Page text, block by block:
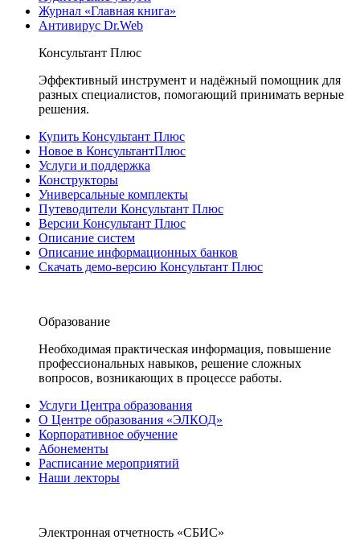
Журнал «Главная книга»
Антивирус Dr.Web
Консультант Плюс
Эффективный инструмент и надёжный помощник для
разных специалистов, помогающий принимать верные
решения.
Купить Консультант Плюс
Новое в КонсультантПлюс
Услуги и поддержка
Конструкторы
Универсальные комплекты
Путеводители Консультант Плюс
Версии Консультант Плюс
Описание систем
Описание информационных банков
Скачать демо-версию Консультант Плюс
Образование
Необходимая практическая информация, повышение
профессиональных навыков, решение сложных
вопросов, возникающих в процессе работы.
Услуги Центра образования
О Центре образования «ЭЛКОД»
Корпоративное обучение
Абонементы
Расписание мероприятий
Наши лекторы
Электронная отчетность «СБИС»